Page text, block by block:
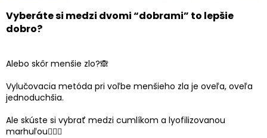
Vyberáte si medzi dvomi “dobrami” to lepšie
dobro?
Alebo skôr menšie zlo?🙈
Vylučovacia metóda pri voľbe menšieho zla je oveľa, oveľa
jednoduchšia.
Ale skúste si vybrať medzi cumlíkom a lyofilizovanou
marhuľou🤷🏻‍♂️